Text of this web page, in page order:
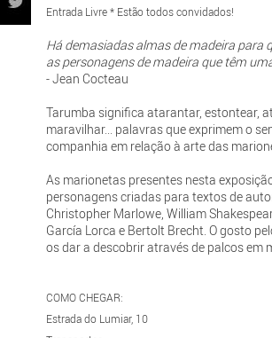
Entrada Livre * Estão todos convidados!
Há demasiadas almas de madeira para
as personagens de madeira que têm
- Jean Cocteau
Tarumba significa atarantar, estontear,
maravilhar... palavras que exprimem o
companhia em relação à arte das
As marionetas presentes nesta
personagens criadas para textos de
Christopher Marlowe, William
García Lorca e Bertolt Brecht. O gosto
os dar a descobrir através de palcos em
COMO CHEGAR:
Estrada do Lumiar, 10